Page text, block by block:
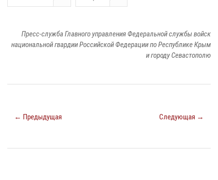
Пресс-служба Главного управления Федеральной службы войск
национальной гвардии Российской Федерации по Республике Крым
и городу Севастополю
← Предыдущая Следующая →